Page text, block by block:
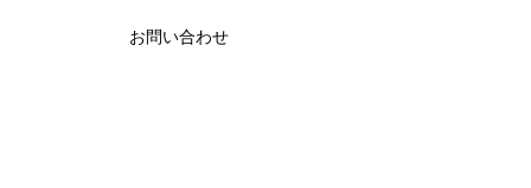
お問い合わせ